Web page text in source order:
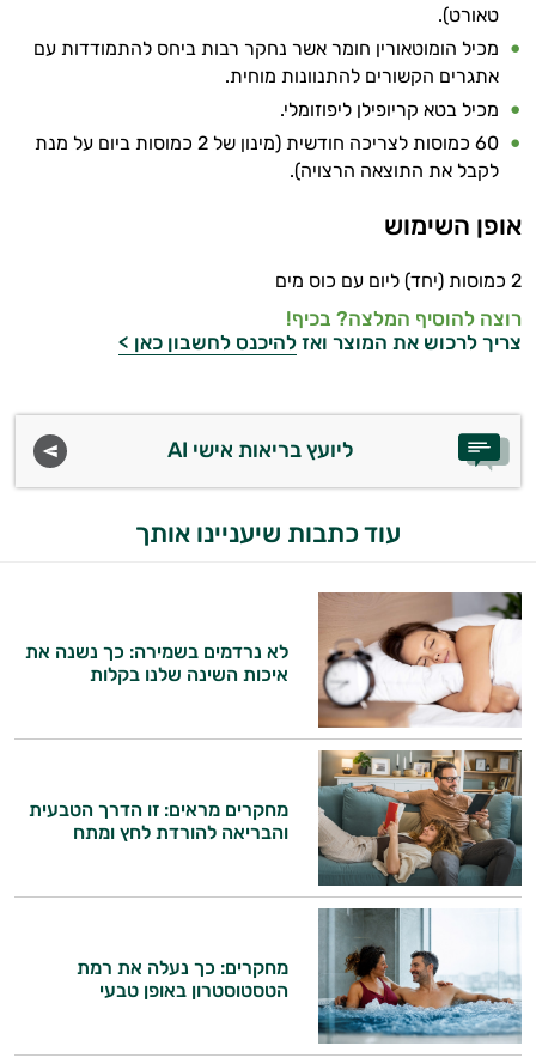
טאורט).
מכיל הומוטאורין חומר אשר נחקר רבות ביחס להתמודדות עם
אתגרים הקשורים להתנוונות מוחית.
מכיל בטא קריופילן ליפוזומלי.
60 כמוסות לצריכה חודשית (מינון של 2 כמוסות ביום על מנת
לקבל את התוצאה הרצויה).
אופן השימוש
2 כמוסות (יחד) ליום עם כוס מים
רוצה להוסיף המלצה? בכיף!
צריך לרכוש את המוצר ואז להיכנס לחשבון כאן >
ליועץ בריאות אישי AI
עוד כתבות שיעניינו אותך
לא נרדמים בשמירה: כך נשנה את
איכות השינה שלנו בקלות
מחקרים מראים: זו הדרך הטבעית
והבריאה להורדת לחץ ומתח
מחקרים: כך נעלה את רמת
הטסטוסטרון באופן טבעי